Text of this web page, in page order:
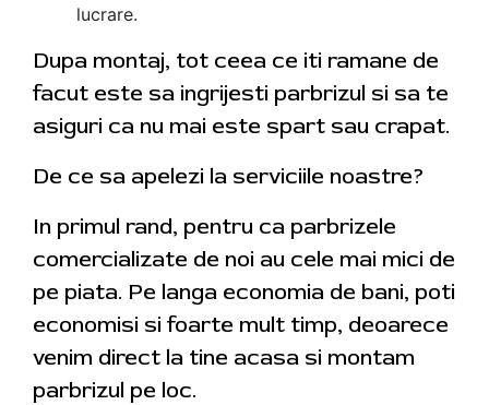
lucrare.
Dupa montaj, tot ceea ce iti ramane de
facut este sa ingrijesti parbrizul si sa te
asiguri ca nu mai este spart sau crapat.
De ce sa apelezi la serviciile noastre?
In primul rand, pentru ca parbrizele
comercializate de noi au cele mai mici de
pe piata. Pe langa economia de bani, poti
economisi si foarte mult timp, deoarece
venim direct la tine acasa si montam
parbrizul pe loc.